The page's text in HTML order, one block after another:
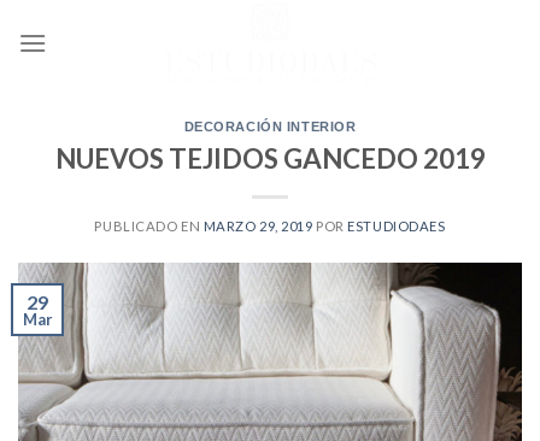
DECORACIÓN INTERIOR
NUEVOS TEJIDOS GANCEDO 2019
PUBLICADO EN MARZO 29, 2019 POR ESTUDIODAES
29
Mar